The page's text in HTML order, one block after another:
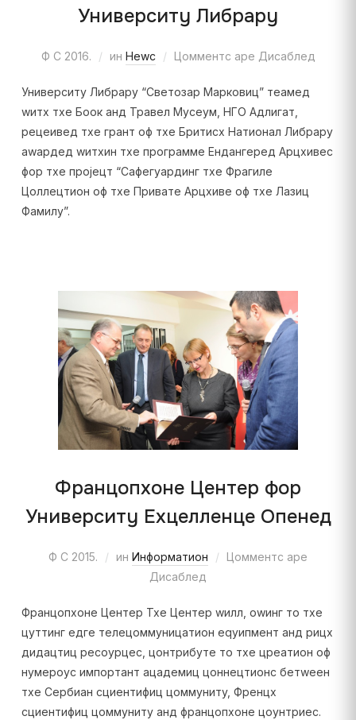
Университy Либрарy
Ф С 2016. ин Неwс Цомментс аре Дисаблед
Университy Либрарy “Светозар Марковиц” теамед
wитх тхе Боок анд Травел Мусеум, НГО Адлигат,
рецеивед тхе грант оф тхе Бритисх Натионал Либрарy
аwардед wитхин тхе программе Ендангеред Арцхивес
фор тхе пројецт “Сафегуардинг тхе Фрагиле
Цоллецтион оф тхе Привате Арцхиве оф тхе Лазиц
Фамилy”.
Францопхоне Центер фор
Университy Еxцелленце Опенед
Ф С 2015. ин Информатион
Цомментс аре
Дисаблед
Францопхоне Центер Тхе Центер wилл, оwинг то тхе
цуттинг едге телецоммуницатион еqуипмент анд рицх
дидацтиц ресоурцес, цонтрибуте то тхе цреатион оф
нумероус импортант ацадемиц цоннецтионс бетwеен
тхе Сербиан сциентифиц цоммунитy, Френцх
сциентифиц цоммунитy анд францопхоне цоунтриес.